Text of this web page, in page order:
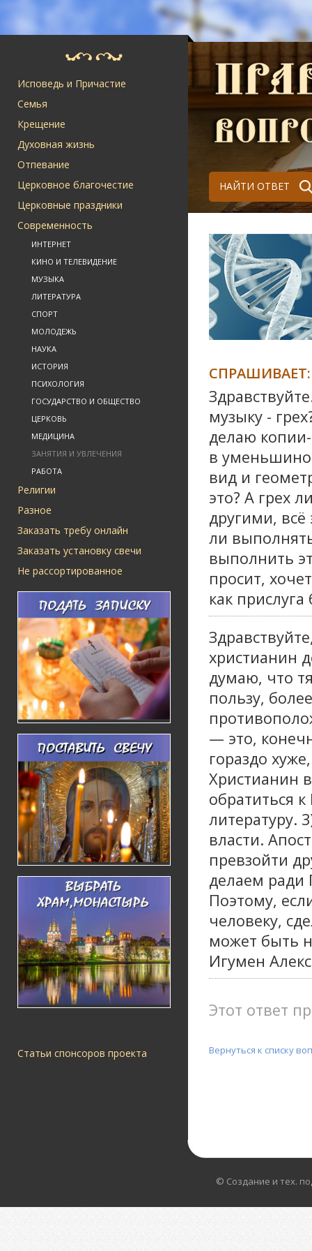
Исповедь и Причастие
Семья
Крещение
Духовная жизнь
Отпевание
Церковное благочестие
Церковные праздники
Современность
ИНТЕРНЕТ
КИНО И ТЕЛЕВИДЕНИЕ
МУЗЫКА
ЛИТЕРАТУРА
СПОРТ
МОЛОДЕЖЬ
НАУКА
ИСТОРИЯ
ПСИХОЛОГИЯ
ГОСУДАРСТВО И ОБЩЕСТВО
ЦЕРКОВЬ
МЕДИЦИНА
ЗАНЯТИЯ И УВЛЕЧЕНИЯ
РАБОТА
Религии
Разное
Заказать требу онлайн
Заказать установку свечи
Не рассортированное
Статьи спонсоров проекта
НАЙТИ ОТВЕТ
СПРАШИВАЕТ:
музыку -
делаю
в
вид и
это? А грех
другими,
ли
выполнить
просит,
как
христианин
думаю, что
пользу,
— это,
гораздо
Христианин
обратиться
литературу.
власти.
превзойти
делаем ради
Поэтому,
человеку,
может быть
Игумен
Этот ответ
Вернуться к списку
© Создание и тех.